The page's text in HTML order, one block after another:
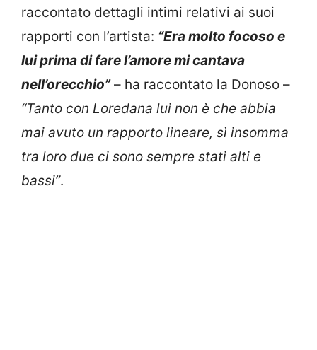
raccontato dettagli intimi relativi ai suoi
rapporti con l’artista: “Era molto focoso e
lui prima di fare l’amore mi cantava
nell’orecchio”– ha raccontato la Donoso –
“Tanto con Loredana lui non è che abbia
mai avuto un rapporto lineare, sì insomma
tra loro due ci sono sempre stati alti e
bassi”.